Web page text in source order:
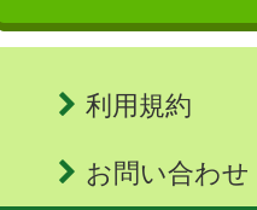
利用規約
お問い合わせ